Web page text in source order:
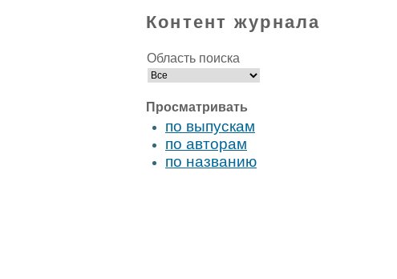
Контент журнала
Область поиска
Просматривать
по выпускам
по авторам
по названию